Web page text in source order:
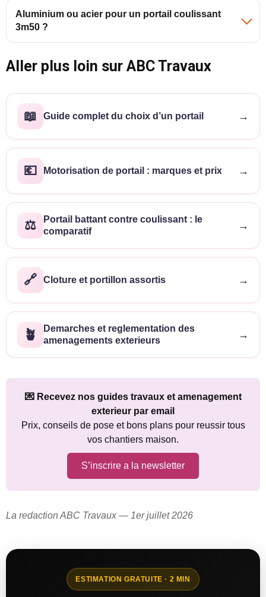
Aluminium ou acier pour un portail coulissant
3m50 ?
Aller plus loin sur ABC Travaux
📖 Guide complet du choix d’un portail →
💶 Motorisation de portail : marques et prix →
⚖️
Portail battant contre coulissant : le
comparatif
→
🔗 Cloture et portillon assortis →
🪴
Demarches et reglementation des
amenagements exterieurs
→
💌 Recevez nos guides travaux et amenagement
exterieur par email
Prix, conseils de pose et bons plans pour reussir tous
vos chantiers maison.
S’inscrire a la newsletter
La redaction ABC Travaux — 1er juillet 2026
ESTIMATION GRATUITE · 2 MIN